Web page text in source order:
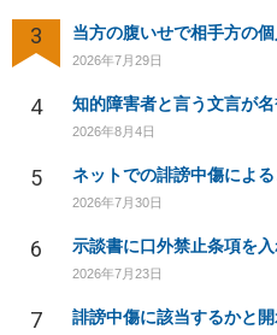
3
2026年7月29日
4
2026年8月4日
5
2026年7月30日
6 示談書に口外禁止条項を
2026年7月23日
7 誹謗中傷に該当するかと